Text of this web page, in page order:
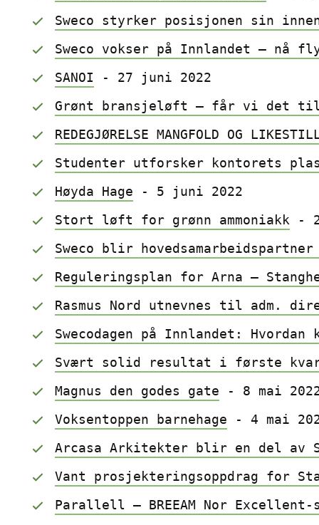
Sweco styrker posisjonen sin
Sweco vokser på Innlandet – nå
SANOI
- 27 juni 2022
Grønt bransjeløft – får vi det
REDEGJØRELSE MANGFOLD OG
Studenter utforsker kontorets
Høyda Hage - 5 juni 2022
Stort løft for grønn ammoniakk -
Sweco blir
Reguleringsplan for Arna –
Rasmus Nord utnevnes til adm.
Swecodagen på Innlandet:
Svært solid resultat i første
Magnus den godes gate - 8 mai
Voksentoppen barnehage - 4 mai
Arcasa Arkitekter blir en del av
Vant prosjekteringsoppdrag for
Parallell – BREEAM Nor